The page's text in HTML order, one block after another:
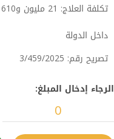
تكلفة العلاج: 21 مليون و610 آلاف درهم
داخل الدولة
تصريح رقم: 3/459/2025
الرجاء إدخال المبلغ: